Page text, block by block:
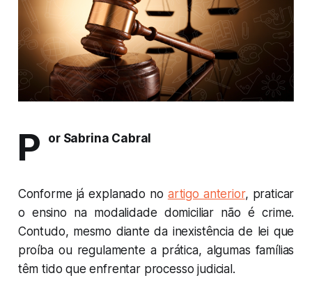
P or Sabrina Cabral
Conforme já explanado no artigo anterior, praticar
o ensino na modalidade domiciliar não é crime.
Contudo, mesmo diante da inexistência de lei que
proíba ou regulamente a prática, algumas famílias
têm tido que enfrentar processo judicial.